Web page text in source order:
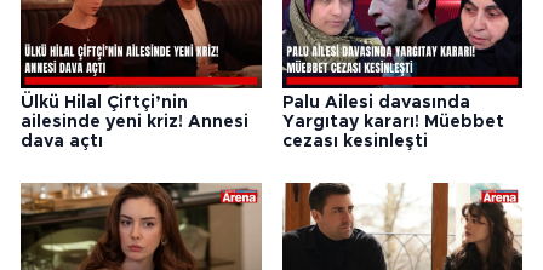
Ülkü Hilal Çiftçi’nin
ailesinde yeni kriz! Annesi
dava açtı
Palu Ailesi davasında
Yargıtay kararı! Müebbet
cezası kesinleşti